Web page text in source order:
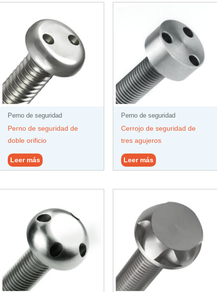
Perno de seguridad
Perno de seguridad de
doble orificio
Leer más
Perno de seguridad
Cerrojo de seguridad de
tres agujeros
Leer más